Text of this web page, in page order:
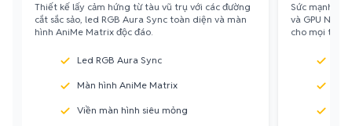
Thiết kế lấy cảm hứng từ tàu vũ trụ với các đường
cắt sắc sảo, led RGB Aura Sync toàn diện và màn
hình AniMe Matrix độc đáo.
Led RGB Aura Sync
Màn hình AniMe Matrix
Viền màn hình siêu mỏng
Sức mạnh tối
và GPU
cho mọi thử